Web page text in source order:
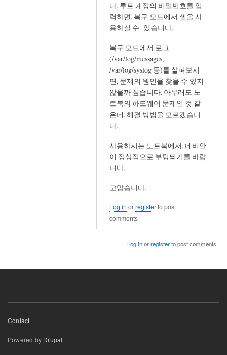
다. 루트 계정의 비밀번호를 입
력하면, 복구 모드에서 셸을 사
용하실 수 있습니다.
복구 모드에서 로그
(/var/log/messages,
/var/log/syslog 등)를 살펴보시
면, 문제의 원인을 찾을 수 있지
않을까 싶습니다. 아무래도 노
트북의 하드웨어 문제인 것 같
은데, 해결 방법을 모르겠습니
다.
사용하시는 노트북에서, 데비안
이 정상적으로 부팅되기를 바랍
니다.
고맙습니다.
Log in orregisterto post
comments
Log inorregisterto post comments
Footer
Contact
Powered by Drupal